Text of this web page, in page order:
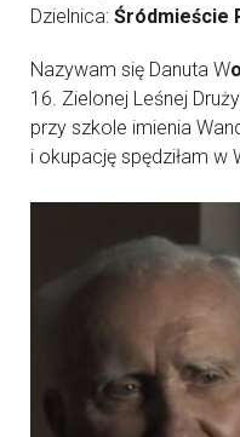
Dzielnica: Śródmieście
Nazywam się Danuta Wo
16. Zielonej Leśnej
przy szkole imienia
i okupację spędziłam w